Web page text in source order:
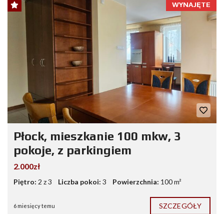
WYNAJĘTE
Płock, mieszkanie 100 mkw, 3
pokoje, z parkingiem
2.000zł
Piętro: 2 z 3 Liczba pokoi: 3 Powierzchnia: 100 m²
6 miesięcy temu SZCZEGÓŁY